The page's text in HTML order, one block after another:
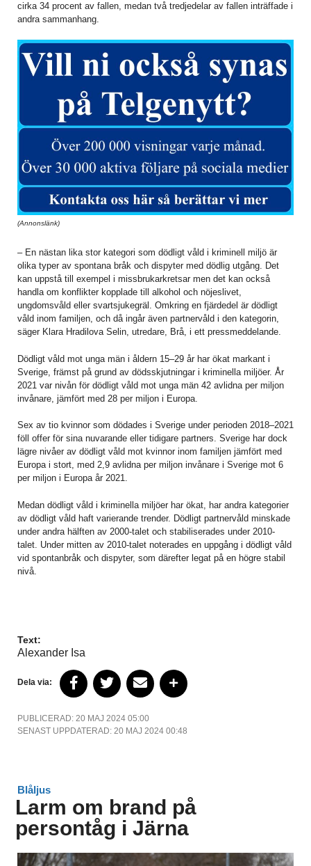
cirka 34 procent av fallen, medan två tredjedelar av fallen inträffade i
andra sammanhang.
(Annonslänk)
– En nästan lika stor kategori som dödligt våld i kriminell miljö är
olika typer av spontana bråk och dispyter med dödlig utgång. Det
kan uppstå till exempel i missbrukarkretsar men det kan också
handla om konflikter kopplade till alkohol och nöjeslivet,
ungdomsvåld eller svartsjukegräl. Omkring en fjärdedel är dödligt
våld inom familjen, och då ingår även partnervåld i den kategorin,
säger Klara Hradilova Selin, utredare, Brå, i ett pressmeddelande.
Dödligt våld mot unga män i åldern 15–29 år har ökat markant i
Sverige, främst på grund av dödsskjutningar i kriminella miljöer. År
2021 var nivån för dödligt våld mot unga män 42 avlidna per miljon
invånare, jämfört med 28 per miljon i Europa.
Sex av tio kvinnor som dödades i Sverige under perioden 2018–2021
föll offer för sina nuvarande eller tidigare partners. Sverige har dock
lägre nivåer av dödligt våld mot kvinnor inom familjen jämfört med
Europa i stort, med 2,9 avlidna per miljon invånare i Sverige mot 6
per miljon i Europa år 2021.
Medan dödligt våld i kriminella miljöer har ökat, har andra kategorier
av dödligt våld haft varierande trender. Dödligt partnervåld minskade
under andra hälften av 2000-talet och stabiliserades under 2010-
talet. Under mitten av 2010-talet noterades en uppgång i dödligt våld
vid spontanbråk och dispyter, som därefter legat på en högre stabil
nivå.
Text:
Alexander Isa
Dela via:
PUBLICERAD: 20 MAJ 2024 05:00
SENAST UPPDATERAD: 20 MAJ 2024 00:48
Blåljus
Larm om brand på
persontåg i Järna